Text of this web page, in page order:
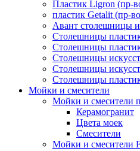
Пластик Ligron (пр-
пластик Getalit (пр-
Авант столешницы
Столешницы
Столешницы
Столешницы
Столешницы
Столешницы
Мойки и смесители
Мойки и смесители
Керамогранит
Цвета моек
Смесители
Мойки и смесители